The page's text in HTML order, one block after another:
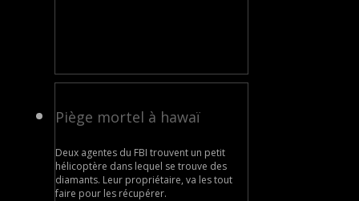
Piège mortel à hawaï
Deux agentes du FBI trouvent un petit
hélicoptère dans lequel se trouve des
diamants. Leur propriétaire, va les tout
faire pour les récupérer.